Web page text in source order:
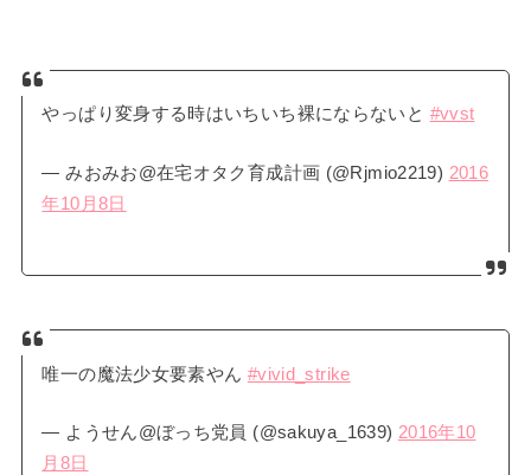
やっぱり変身する時はいちいち裸にならないと #vvst
— みおみお@在宅オタク育成計画 (@Rjmio2219) 2016
年10月8日
唯一の魔法少女要素やん #vivid_strike
— ようせん@ぼっち党員 (@sakuya_1639) 2016年10
月8日